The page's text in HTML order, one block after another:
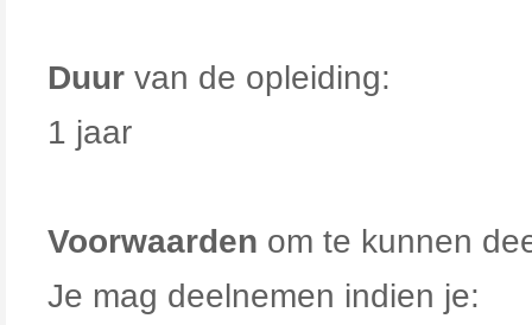
Duur van de opleiding:
1 jaar
Voorwaarden om te kunnen
Je mag deelnemen indien je: